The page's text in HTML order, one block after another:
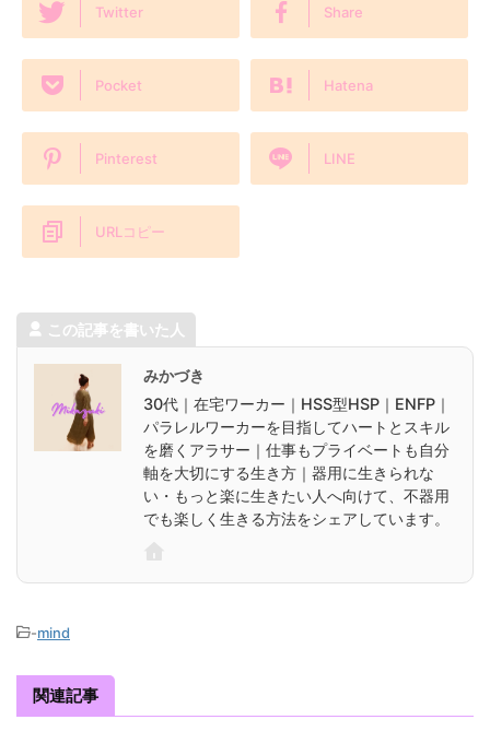
Twitter Share
Pocket Hatena
Pinterest LINE
URLコピー
この記事を書いた人
みかづき
30代｜在宅ワーカー｜HSS型HSP｜ENFP｜
パラレルワーカーを目指してハートとスキル
を磨くアラサー｜仕事もプライベートも自分
軸を大切にする生き方｜器用に生きられな
い・もっと楽に生きたい人へ向けて、不器用
でも楽しく生きる方法をシェアしています。
-mind
関連記事